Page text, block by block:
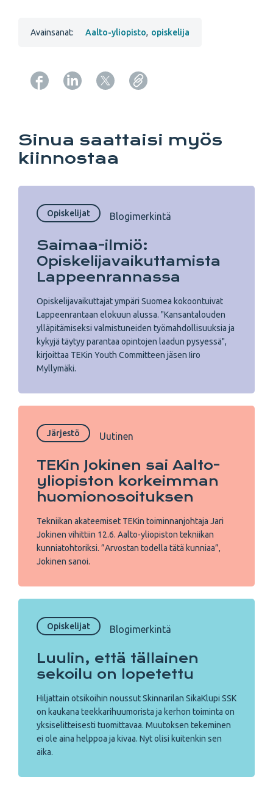
Avainsanat: Aalto-yliopisto, opiskelija
Sinua saattaisi myös
kiinnostaa
Opiskelijat Blogimerkintä
Saimaa-ilmiö:
Opiskelijavaikuttamista
Lappeenrannassa
Opiskelijavaikuttajat ympäri Suomea kokoontuivat
Lappeenrantaan elokuun alussa. "Kansantalouden
ylläpitämiseksi valmistuneiden työmahdollisuuksia ja
kykyjä täytyy parantaa opintojen laadun pysyessä",
kirjoittaa TEKin Youth Committeen jäsen Iiro
Myllymäki.
Järjestö Uutinen
TEKin Jokinen sai Aalto-
yliopiston korkeimman
huomionosoituksen
Tekniikan akateemiset TEKin toiminnanjohtaja Jari
Jokinen vihittiin 12.6. Aalto-yliopiston tekniikan
kunniatohtoriksi. ”Arvostan todella tätä kunniaa”,
Jokinen sanoi.
Opiskelijat Blogimerkintä
Luulin, että tällainen
sekoilu on lopetettu
Hiljattain otsikoihin noussut Skinnarilan SikaKlupi SSK
on kaukana teekkarihuumorista ja kerhon toiminta on
yksiselitteisesti tuomittavaa. Muutoksen tekeminen
ei ole aina helppoa ja kivaa. Nyt olisi kuitenkin sen
aika.